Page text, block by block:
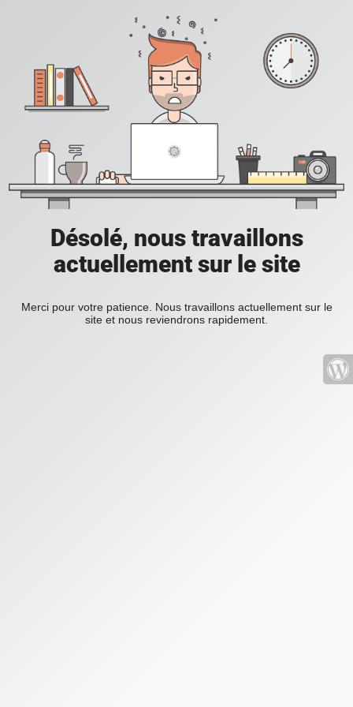
Désolé, nous travaillons
actuellement sur le site
Merci pour votre patience. Nous travaillons actuellement sur le
site et nous reviendrons rapidement.